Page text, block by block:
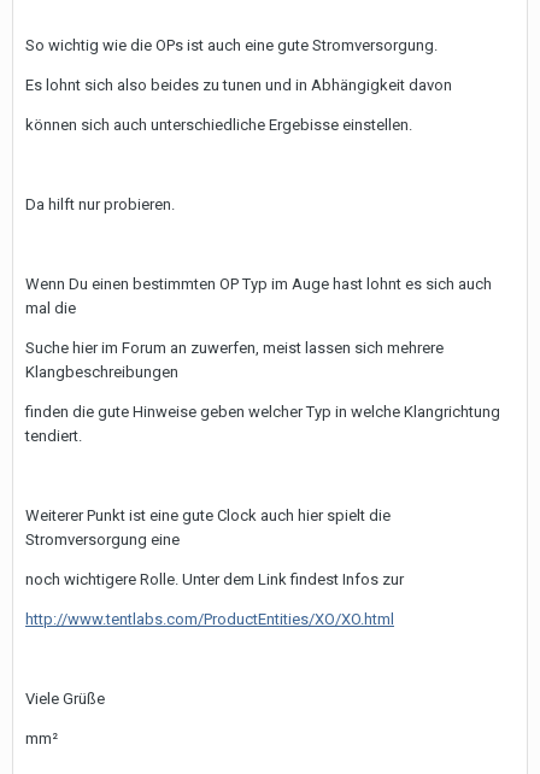
So wichtig wie die OPs ist auch eine gute Stromversorgung.
Es lohnt sich also beides zu tunen und in Abhängigkeit davon
können sich auch unterschiedliche Ergebisse einstellen.
Da hilft nur probieren.
Wenn Du einen bestimmten OP Typ im Auge hast lohnt es sich auch
mal die
Suche hier im Forum an zuwerfen, meist lassen sich mehrere
Klangbeschreibungen
finden die gute Hinweise geben welcher Typ in welche Klangrichtung
tendiert.
Weiterer Punkt ist eine gute Clock auch hier spielt die
Stromversorgung eine
noch wichtigere Rolle. Unter dem Link findest Infos zur
http://www.tentlabs.com/ProductEntities/XO/XO.html
Viele Grüße
mm²